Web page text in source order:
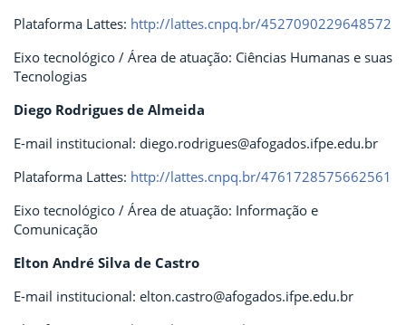
Plataforma Lattes: http://lattes.cnpq.br/4527090229648572
Eixo tecnológico / Área de atuação: Ciências Humanas e suas
Tecnologias
Diego Rodrigues de Almeida
E-mail institucional: diego.rodrigues@afogados.ifpe.edu.br
Plataforma Lattes: http://lattes.cnpq.br/4761728575662561
Eixo tecnológico / Área de atuação: Informação e
Comunicação
Elton André Silva de Castro
E-mail institucional: elton.castro@afogados.ifpe.edu.br